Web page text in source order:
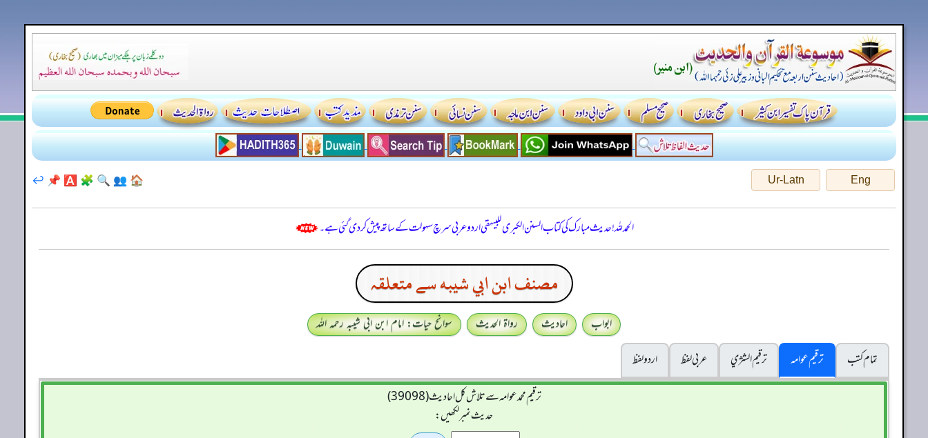
Eng
Ur-Latn
🏠
👥
🔍
🧩
🅰️
📌
↩️
الحمدللہ! حدیث مبارک کی کتاب السنن الكبرى للبيهقي اردو عربی سرچ سہولت کے ساتھ پیش کر دی گئی ہے۔
مصنف ابن ابي شيبه سے متعلقہ
ابواب احادیث رواۃ الحدیث
سوانح حیات: امام ابن ابی شیبہ رحمہ اللہ
تمام کتب
ترقیم عوامہ ترقيم الشژي عربی لفظ
اردو لفظ
ترقیم محمدعوامہ سے تلاش کل احادیث (39098)
حدیث نمبر لکھیں: